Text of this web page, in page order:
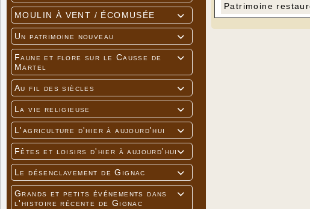

MOULIN À VENT / ÉCOMUSÉE

Un patrimoine nouveau

Faune et flore sur le Causse de
Martel

Au fil des siècles

La vie religieuse

L'agriculture d'hier à aujourd'hui

Fêtes et loisirs d'hier à aujourd'hui

Le désenclavement de Gignac

Grands et petits événements dans
l'histoire récente de Gignac
Patrimoine